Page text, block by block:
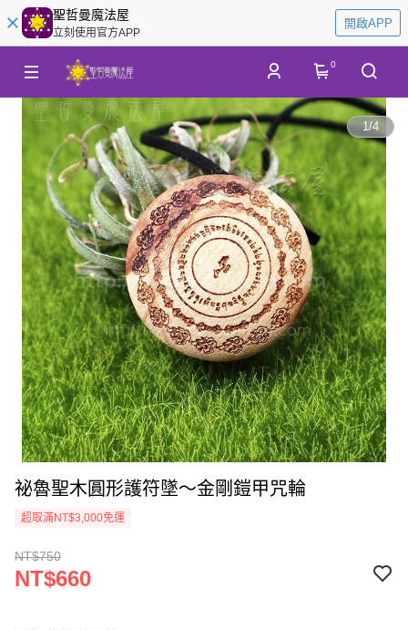
聖哲曼魔法屋
立刻使用官方APP
開啟APP
0
1/4
祕魯聖木圓形護符墜～金剛鎧甲咒輪
超取滿NT$3,000免運
NT$750
NT$660